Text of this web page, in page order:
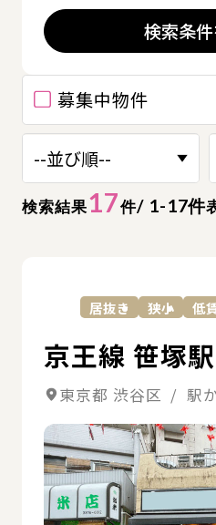
検索結果17件/ 1-17件
募集中物件
居抜き 狭小 低
京王線 笹塚駅
東京都 渋谷区 / 駅
検索条